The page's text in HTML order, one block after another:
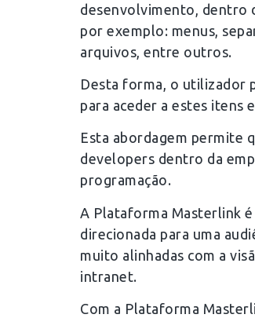
desenvolvimento, dentro
por exemplo: menus,
arquivos, entre outros.
Desta forma, o utilizador
para aceder a estes itens
Esta abordagem permite
developers dentro da
programação.
A Plataforma Masterlink
direcionada para uma
muito alinhadas com a
intranet.
Com a Plataforma